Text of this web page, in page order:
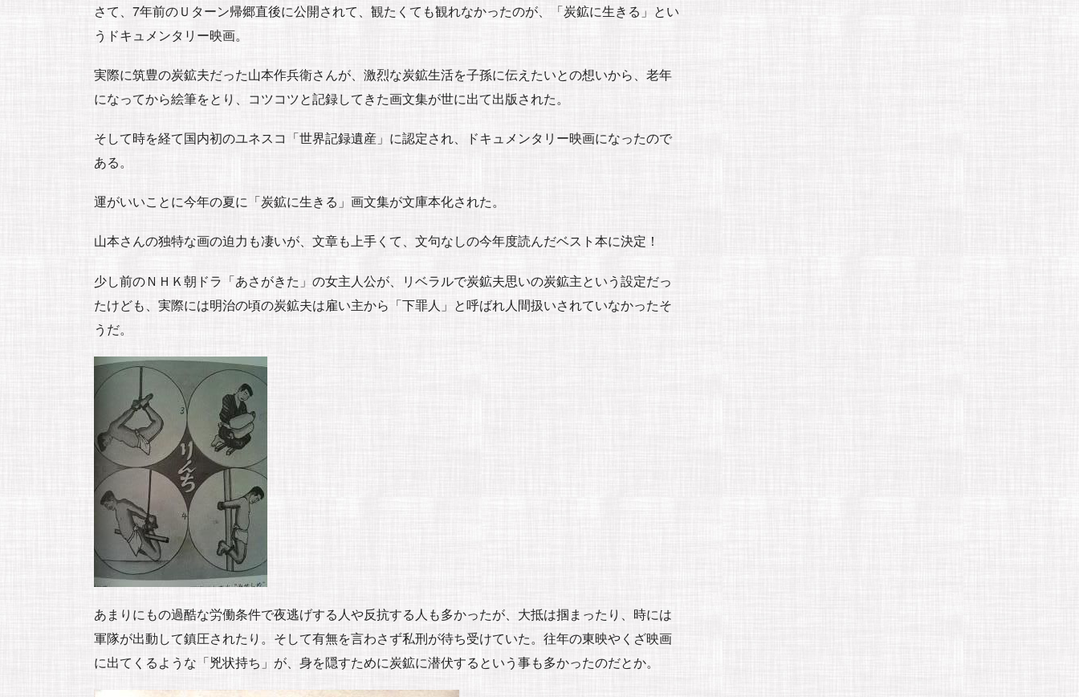
さて、7年前のＵターン帰郷直後に公開されて、観たくても観れなかったのが、「炭鉱に生きる」とい
うドキュメンタリー映画。
実際に筑豊の炭鉱夫だった山本作兵衛さんが、激烈な炭鉱生活を子孫に伝えたいとの想いから、老年
になってから絵筆をとり、コツコツと記録してきた画文集が世に出て出版された。
そして時を経て国内初のユネスコ「世界記録遺産」に認定され、ドキュメンタリー映画になったので
ある。
運がいいことに今年の夏に「炭鉱に生きる」画文集が文庫本化された。
山本さんの独特な画の迫力も凄いが、文章も上手くて、文句なしの今年度読んだベスト本に決定！
少し前のＮＨＫ朝ドラ「あさがきた」の女主人公が、リベラルで炭鉱夫思いの炭鉱主という設定だっ
たけども、実際には明治の頃の炭鉱夫は雇い主から「下罪人」と呼ばれ人間扱いされていなかったそ
うだ。
あまりにもの過酷な労働条件で夜逃げする人や反抗する人も多かったが、大抵は掴まったり、時には
軍隊が出動して鎮圧されたり。そして有無を言わさず私刑が待ち受けていた。往年の東映やくざ映画
に出てくるような「兇状持ち」が、身を隠すために炭鉱に潜伏するという事も多かったのだとか。